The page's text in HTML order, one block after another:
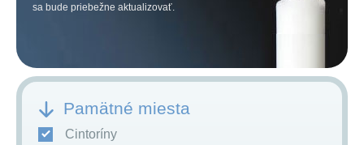
sa bude priebežne aktualizovať.
Pamätné miesta
Cintoríny